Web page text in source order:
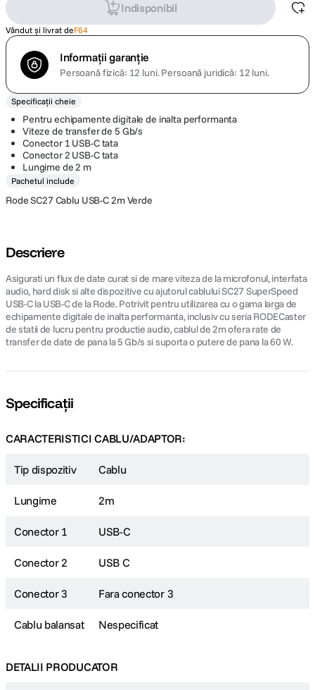
Indisponibil
Vândut și livrat deF64
Informații garanție
Persoană fizică: 12 luni.Persoană juridică: 12 luni.
Specificații cheie
Pentru echipamente digitale de inalta performanta
Viteze de transfer de 5 Gb/s
Conector 1 USB-C tata
Conector 2 USB-C tata
Lungime de 2 m
Pachetul include
Rode SC27 Cablu USB-C 2m Verde
Descriere
Asigurati un flux de date curat si de mare viteza de la microfonul, interfata
audio, hard disk si alte dispozitive cu ajutorul cablului SC27 SuperSpeed
USB-C la USB-C de la Rode. Potrivit pentru utilizarea cu o gama larga de
echipamente digitale de inalta performanta, inclusiv cu seria RODECaster
de statii de lucru pentru productie audio, cablul de 2m ofera rate de
transfer de date de pana la 5 Gb/s si suporta o putere de pana la 60 W.
Specificații
CARACTERISTICI CABLU/ADAPTOR:
Tip dispozitiv Cablu
Lungime 2m
Conector 1 USB-C
Conector 2 USB C
Conector 3 Fara conector 3
Cablu balansat Nespecificat
DETALII PRODUCATOR